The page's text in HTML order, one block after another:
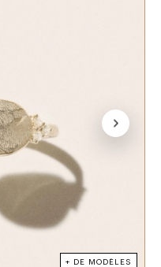
+ DE MODÈLES